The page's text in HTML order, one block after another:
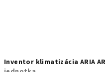
Inventor klimatizácia ARIA